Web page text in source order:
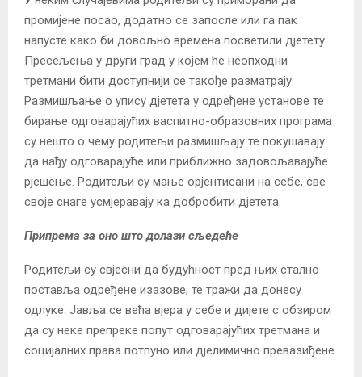
промијене посао, додатно се запосле или га пак
напусте како би довољно времена посветили дјетету.
Пресељења у други град у којем ће неопходни
третмани бити доступнији се такође разматрају.
Размишљање о упису дјетета у одређене установе те
бирање одговарајућих васпитно-образовних програма
су нешто о чему родитељи размишљају те покушавају
да нађу одговарајуће или приближно задовољавајуће
рјешење. Родитељи су мање орјентисани на себе, све
своје снаге усмјеравају ка добробити дјетета.
Припрема за оно што долази сљедеће
Родитељи су свјесни да будућност пред њих стално
поставља одређене изазове, те тражи да донесу
одлуке. Јавља се већа вјера у себе и дијете с обзиром
да су неке препреке попут одговарајућих третмана и
социјалних права потпуно или дјелимично превазиђене.